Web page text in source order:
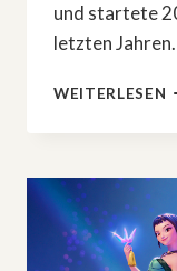
und startete
letzten
WEITERLESEN